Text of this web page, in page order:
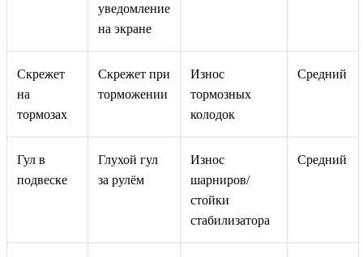
уведомление
на экране
Скрежет
на
тормозах
Скрежет при
торможении
Износ
тормозных
колодок
Средний
Гул в
подвеске
Глухой гул
за рулём
Износ
шарниров/
стойки
стабилизатора
Средний